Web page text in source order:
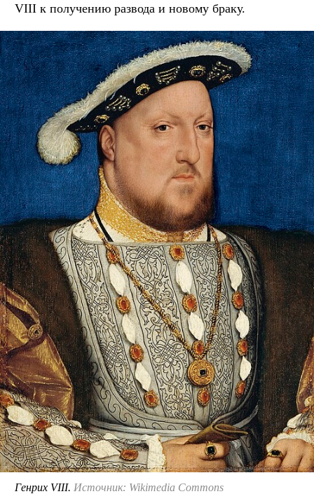
VIII к получению развода и новому браку.
Генрих VIII. Источник: Wikimedia Commons